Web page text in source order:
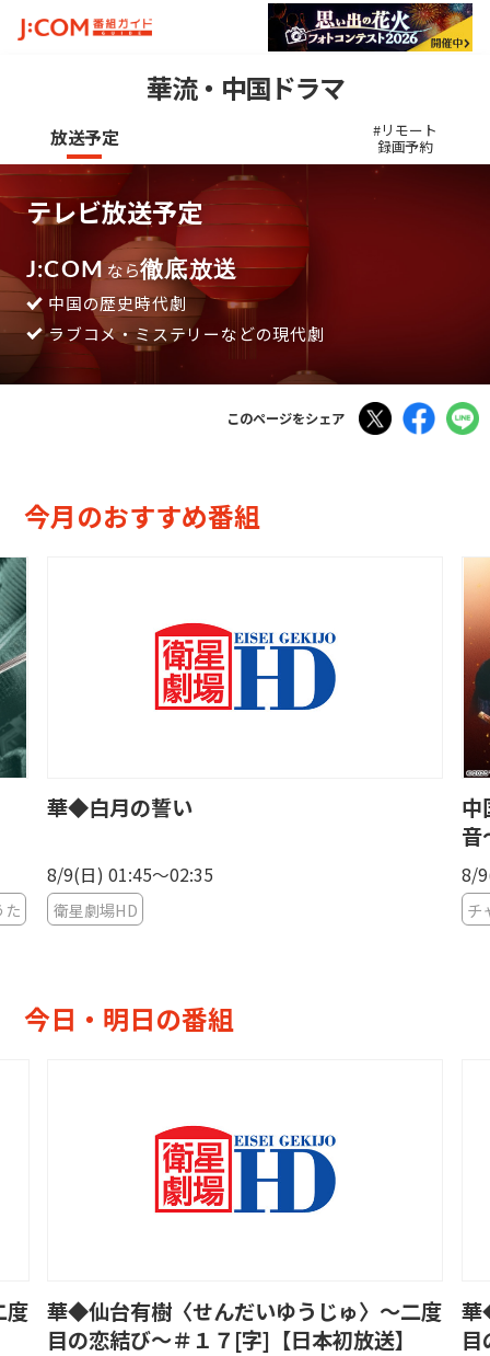
華流・中国ドラマ
放送予定 #リモート
録画予約
テレビ放送予定
J:COM なら徹底放送
中国の歴史時代劇
ラブコメ・ミステリーなどの現代劇
このページをシェア Tweet
今月のおすすめ番組
中国ドラマ「掌心〜宮廷に響く復讐の鈴
8/9(日) 04:00〜05:00
チャンネル銀河 歴史ドラマ・サスペンス・日本のうた
今日・明日の番組
度
華◆仙台有樹〈せんだいゆうじゅ〉〜二度
目の恋結び〜＃１７[字]【日本初放送】
華